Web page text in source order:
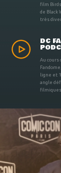
film
de Black
très
DC
Au cours
ligne et
angle
filmiques